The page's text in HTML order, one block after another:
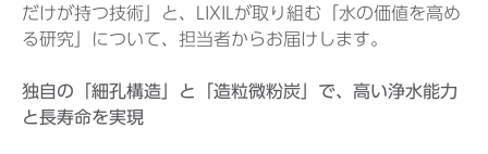
だけが持つ技術」と、LIXILが取り組む「水の価値を高め
る研究」について、担当者からお届けします。
独自の「細孔構造」と「造粒微粉炭」で、高い浄水能力
と長寿命を実現